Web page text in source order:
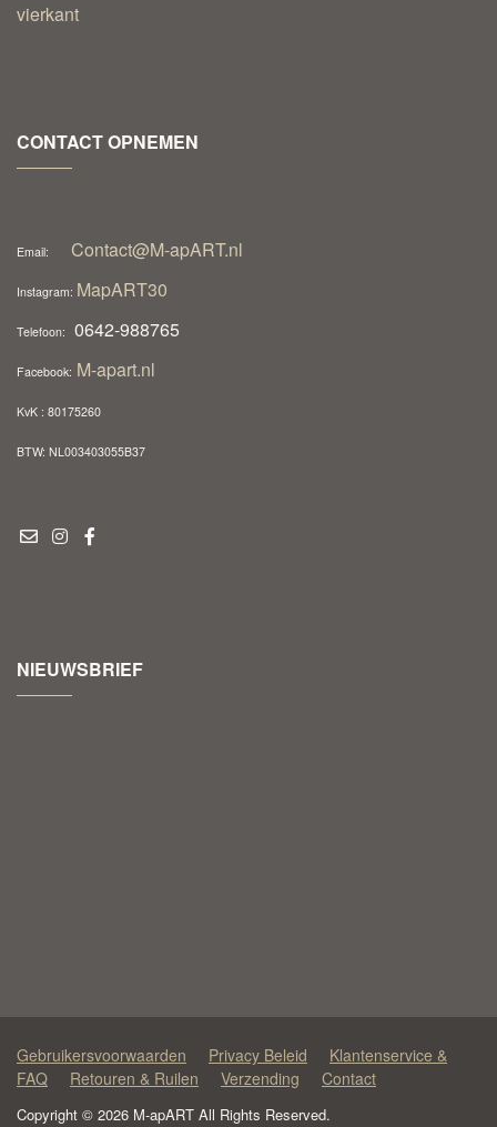
CONTACT OPNEMEN
Email: Contact@M-apART.nl
Instagram: MapART30
Telefoon: 0642-988765
Facebook: M-apart.nl
KvK : 80175260
BTW: NL003403055B37
NIEUWSBRIEF
Gebruikersvoorwaarden Privacy Beleid
Klantenservice &
FAQ
Retouren & Ruilen Verzending Contact
Copyright © 2026 M-apART All Rights Reserved.